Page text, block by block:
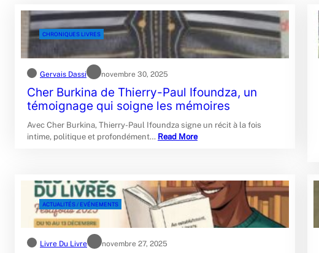
CHRONIQUES LIVRES
Gervais Dassi novembre 30, 2025
Cher Burkina de Thierry-Paul Ifoundza, un
témoignage qui soigne les mémoires
Avec Cher Burkina, Thierry-Paul Ifoundza signe un récit à la fois
intime, politique et profondément… Read More
ACTUALITÉS / EVÉNEMENTS
Livre Du Livre novembre 27, 2025